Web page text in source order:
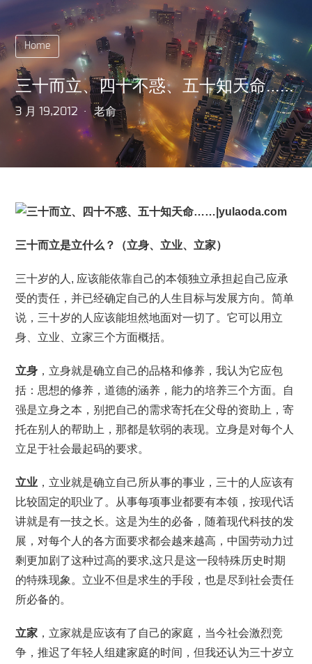
Home
三十而立、四十不惑、五十知天命……
3 月 19,2012 老俞
三十而立是立什么？（立身、立业、立家）
三十岁的人, 应该能依靠自己的本领独立承担起自己应承
受的责任，并已经确定自己的人生目标与发展方向。简单
说，三十岁的人应该能坦然地面对一切了。它可以用立
身、立业、立家三个方面概括。
立身 ，立身就是确立自己的品格和修养，我认为它应包
括：思想的修养，道德的涵养，能力的培养三个方面。自
强是立身之本，别把自己的需求寄托在父母的资助上，寄
托在别人的帮助上，那都是软弱的表现。立身是对每个人
立足于社会最起码的要求。
立业 ，立业就是确立自己所从事的事业，三十的人应该有
比较固定的职业了。从事每项事业都要有本领，按现代话
讲就是有一技之长。这是为生的必备，随着现代科技的发
展，对每个人的各方面要求都会越来越高，中国劳动力过
剩更加剧了这种过高的要求,这只是这一段特殊历史时期
的特殊现象。立业不但是求生的手段，也是尽到社会责任
所必备的。
立家 ，立家就是应该有了自己的家庭，当今社会激烈竞
争，推迟了年轻人组建家庭的时间，但我还认为三十岁立